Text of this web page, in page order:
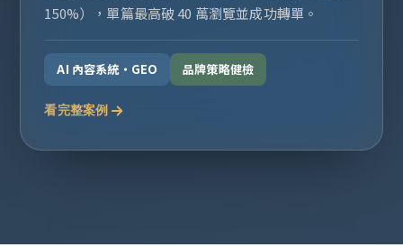
150%），單篇最高破 40 萬瀏覽並成功轉單。
AI 內容系統・GEO 品牌策略健檢
看完整案例